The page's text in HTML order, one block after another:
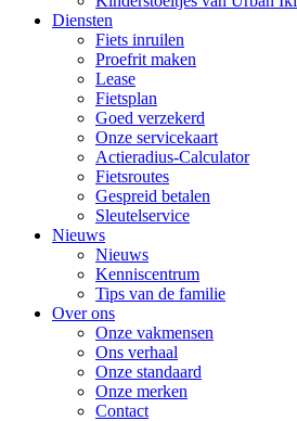
Diensten
Fiets inruilen
Proefrit maken
Lease
Fietsplan
Goed verzekerd
Onze servicekaart
Actieradius-Calculator
Fietsroutes
Gespreid betalen
Sleutelservice
Nieuws
Nieuws
Kenniscentrum
Tips van de familie
Over ons
Onze vakmensen
Ons verhaal
Onze standaard
Onze merken
Contact